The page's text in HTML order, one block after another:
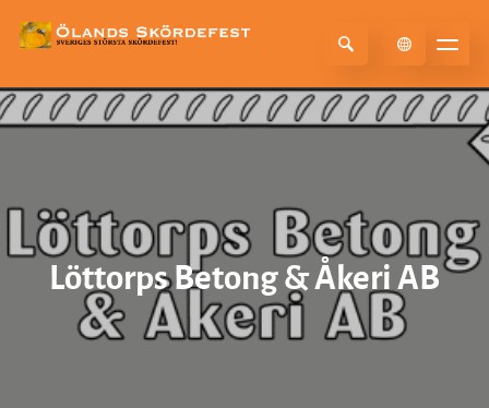
Select Language ▼
Löttorps Betong & Åkeri AB